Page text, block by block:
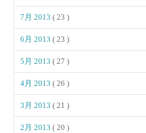
7月 2013( 23 )
6月 2013( 23 )
5月 2013( 27 )
4月 2013( 26 )
3月 2013( 21 )
2月 2013( 20 )